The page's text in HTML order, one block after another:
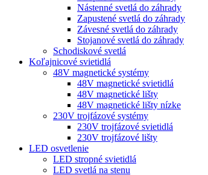
Nástenné svetlá do záhrady
Zapustené svetlá do záhrady
Závesné svetlá do záhrady
Stojanové svetlá do záhrady
Schodiskové svetlá
Koľajnicové svietidlá
48V magnetické systémy
48V magnetické svietidlá
48V magnetické lišty
48V magnetické lišty nízke
230V trojfázové systémy
230V trojfázové svietidlá
230V trojfázové lišty
LED osvetlenie
LED stropné svietidlá
LED svetlá na stenu